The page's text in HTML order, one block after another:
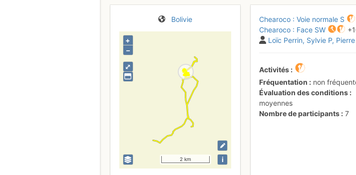
Bolivie
+
–
2 km i
⤢
Chearoco : Voie normale S
Chearoco : Face SW
Loïc Perrin Sylvie P Pierre
Activités
Fréquentation
non
Évaluation des conditions
moyennes
Nombre de participants
7